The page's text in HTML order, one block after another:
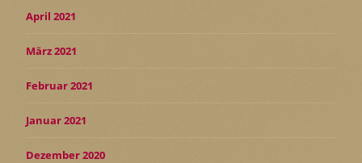
April 2021
März 2021
Februar 2021
Januar 2021
Dezember 2020